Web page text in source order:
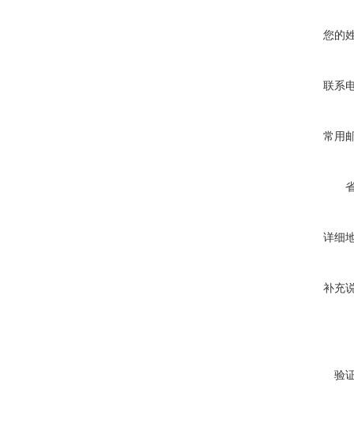
您的
联系
常用
详细
补充
验